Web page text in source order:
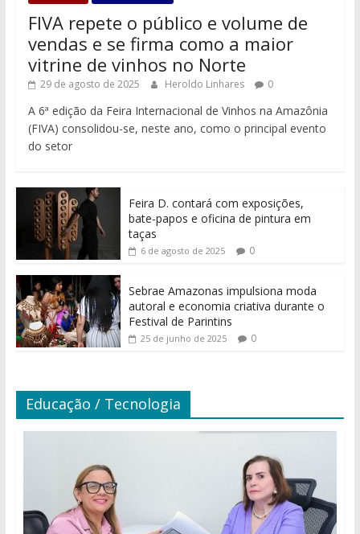
FIVA repete o público e volume de
vendas e se firma como a maior
vitrine de vinhos no Norte
29 de agosto de 2025 Heroldo Linhares 0
A 6ª edição da Feira Internacional de Vinhos na Amazônia
(FIVA) consolidou-se, neste ano, como o principal evento
do setor
Feira D. contará com exposições,
bate-papos e oficina de pintura em
taças
6 de agosto de 2025 0
Sebrae Amazonas impulsiona moda
autoral e economia criativa durante o
Festival de Parintins
25 de junho de 2025 0
Educação / Tecnologia